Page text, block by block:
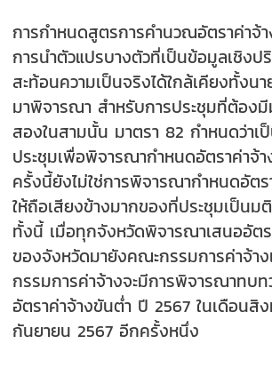
การกำหนดสูตรการคำนวณอัตราค่าจ้
การนำตัวแปรบางตัวที่เป็นข้อมูลเชิง
สะท้อนความเป็นจริงได้ใกล้เคียงทั้งน
มาพิจารณา สำหรับการประชุมที่ต้อง
สองในสามนั้น มาตรา 82 กำหนดว่าเ
ประชุมเพื่อพิจารณากำหนดอัตราค่าจ้
ครั้งนี้ยังไม่ใช่การพิจารณากำหนดอัต
ให้ถือเสียงข้างมากของที่ประชุมเป็นม
ทั้งนี้ เมื่อทุกจังหวัดพิจารณาเสนออัต
ของจังหวัดมายังคณะกรรมการค่าจ้า
กรรมการค่าจ้างจะมีการพิจารณาทบ
อัตราค่าจ้างขันต่ำ ปี 2567 ในเดือนสิ
กันยายน 2567 อีกครั้งหนึ่ง